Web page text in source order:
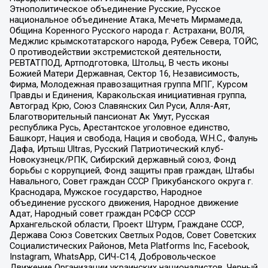
Этнополитическое объединение Русские, Русское
национальное объединение Атака, Мечеть Мирмамеда,
Община Коренного Русского народа г. Астрахани, ВОЛЯ,
Меджлис крымскотатарского народа, Рубеж Севера, ТОЙС,
О противодействии экстремистской деятельности,
РЕВТАТПОД, Артподготовка, Штольц, В честь иконы
Божией Матери Державная, Сектор 16, Независимость,
Фирма, Молодежная правозащитная группа МПГ, Курсом
Правды и Единения, Каракольская инициативная группа,
Автоград Крю, Союз Славянских Сил Руси, Алля-Аят,
Благотворительный пансионат Ак Умут, Русская
республика Русь, Арестантское уголовное единство,
Башкорт, Нация и свобода, Нация и свобода, W.H.С., Фалунь
Дафа, Иртыш Ultras, Русский Патриотический клуб-
Новокузнецк/РПК, Сибирский державный союз, Фонд
борьбы с коррупцией, Фонд защиты прав граждан, Штабы
Навального, Совет граждан СССР Прикубанского округа г.
Краснодара, Мужское государство, Народное
объединение русского движения, Народное движение
Адат, Народный совет граждан РСФСР СССР
Архангельской области, Проект Штурм, Граждане СССР,
Держава Союз Советских Светлых Родов, Совет Советских
Социалистических Районов, Meta Platforms Inc, Facebook,
Instagram, WhatsApp, СИЧ-С14, Добровольческое